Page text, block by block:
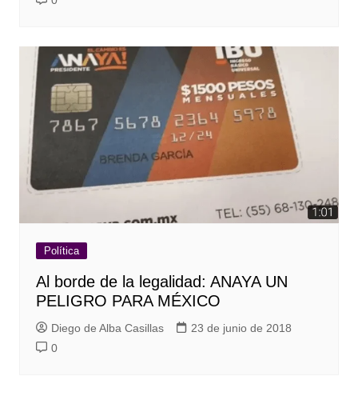
Política
Al borde de la legalidad: ANAYA UN
PELIGRO PARA MÉXICO
Diego de Alba Casillas
23 de junio de 2018
0